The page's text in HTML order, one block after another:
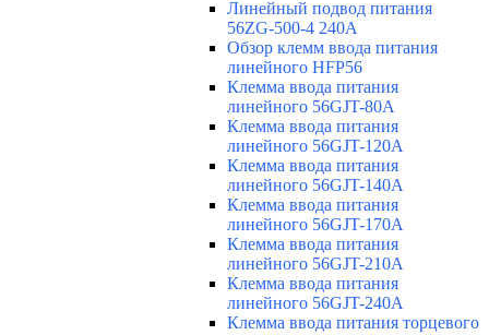
Линейный подвод питания
56ZG-500-4 240A
Обзор клемм ввода питания
линейного HFP56
Клемма ввода питания
линейного 56GJT-80A
Клемма ввода питания
линейного 56GJT-120A
Клемма ввода питания
линейного 56GJT-140A
Клемма ввода питания
линейного 56GJT-170A
Клемма ввода питания
линейного 56GJT-210A
Клемма ввода питания
линейного 56GJT-240A
Клемма ввода питания торцевого